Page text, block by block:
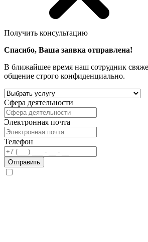
Получить консультацию
Спасибо, Ваша заявка отправлена!
В ближайшее время наш сотрудник
общение строго конфиденциально.
Сфера деятельности
Электронная почта
Телефон
Отправить